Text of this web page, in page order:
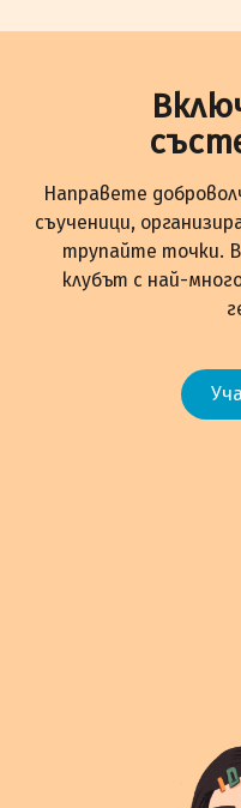
Направете
съученици,
трупайте точки.
клубът с най-